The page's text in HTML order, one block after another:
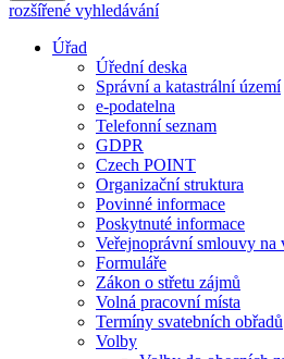
rozšířené vyhledávání
Úřad
Úřední deska
Správní a katastrální území
e-podatelna
Telefonní seznam
GDPR
Czech POINT
Organizační struktura
Povinné informace
Poskytnuté informace
Veřejnoprávní smlouvy na
Formuláře
Zákon o střetu zájmů
Volná pracovní místa
Termíny svatebních obřadů
Volby